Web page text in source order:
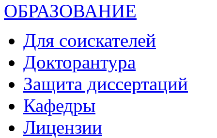
ОБРАЗОВАНИЕ
Для соискателей
Докторантура
Защита диссертаций
Кафедры
Лицензии